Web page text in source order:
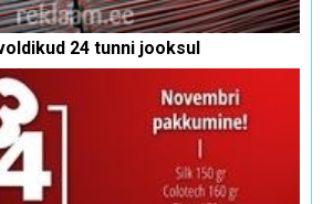
24 tunni jooksul